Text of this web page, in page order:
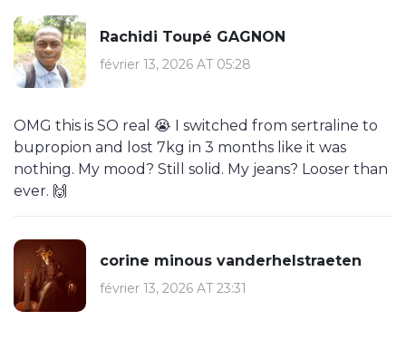
Rachidi Toupé GAGNON
février 13, 2026 AT 05:28
OMG this is SO real 😭 I switched from sertraline to
bupropion and lost 7kg in 3 months like it was
nothing. My mood? Still solid. My jeans? Looser than
ever. 🙌
corine minous vanderhelstraeten
février 13, 2026 AT 23:31